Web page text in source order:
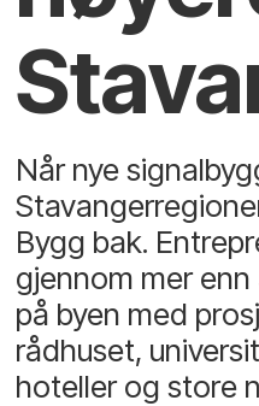
Når nye
Bygg bak.
gjennom mer
på byen med
rådhuset,
hoteller og store